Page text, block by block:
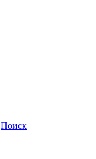
Поиск